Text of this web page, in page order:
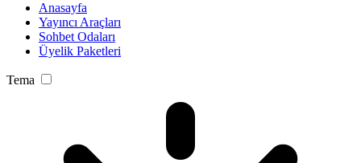
Anasayfa
Yayıncı Araçları
Sohbet Odaları
Üyelik Paketleri
Tema